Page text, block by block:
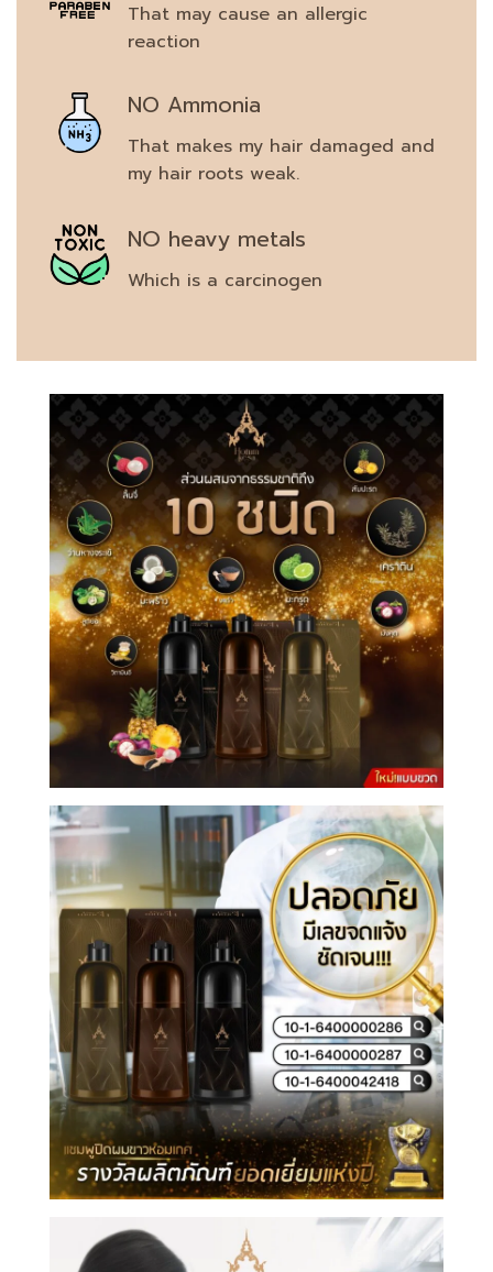
That may cause an allergic
reaction
NO Ammonia
That makes my hair damaged and
my hair roots weak.
NO heavy metals
Which is a carcinogen